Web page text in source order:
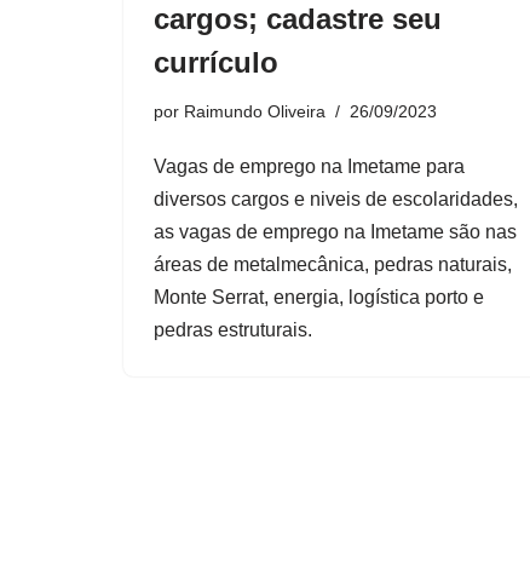
cargos; cadastre seu
currículo
por Raimundo Oliveira 26/09/2023
Vagas de emprego na Imetame para
diversos cargos e niveis de escolaridades,
as vagas de emprego na Imetame são nas
áreas de metalmecânica, pedras naturais,
Monte Serrat, energia, logística porto e
pedras estruturais.